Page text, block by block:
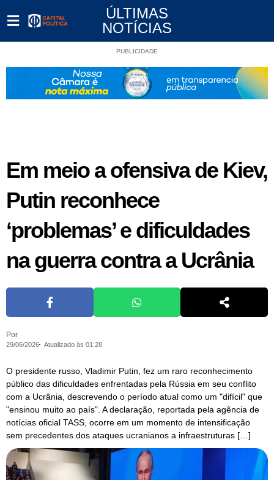
ÚLTIMAS
NOTÍCIAS
PUBLICIDADE
Em meio a ofensiva de Kiev,
Putin reconhece
‘problemas’ e dificuldades
na guerra contra a Ucrânia
Por
29/06/2026 Atualizado às 01:28
O presidente russo, Vladimir Putin, fez um raro reconhecimento
público das dificuldades enfrentadas pela Rússia em seu conflito
com a Ucrânia, descrevendo o período atual como um "difícil" que
"ensinou muito ao país". A declaração, reportada pela agência de
notícias oficial TASS, ocorre em um momento de intensificação
sem precedentes dos ataques ucranianos a infraestruturas […]